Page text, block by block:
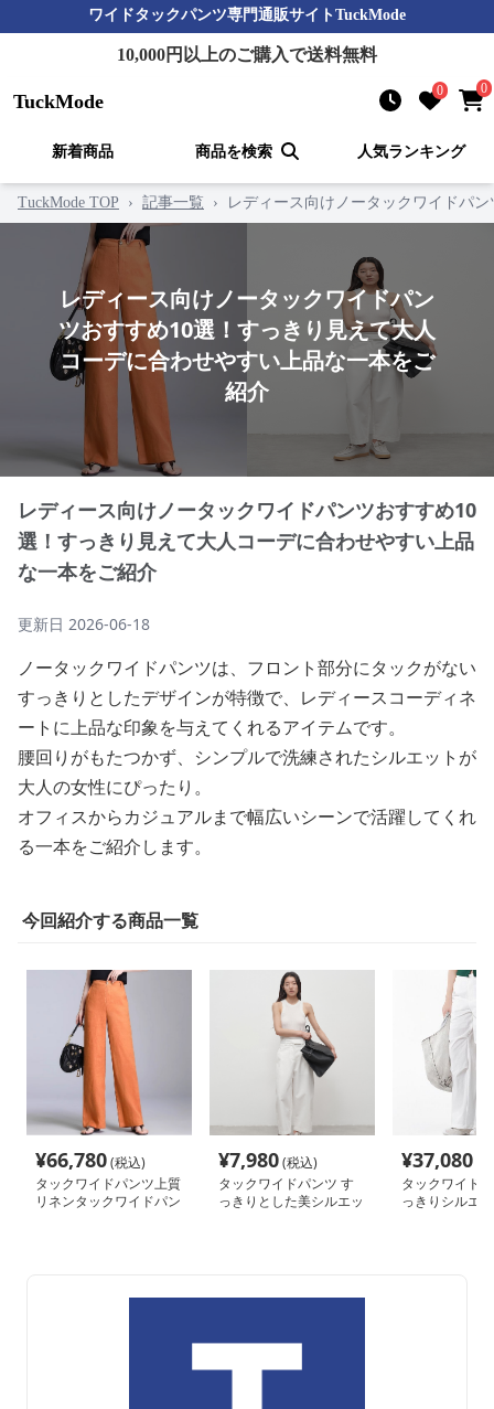
ワイドタックパンツ専門通販サイトTuckMode
10,000円以上のご購入で送料無料
TuckMode 0 0
新着商品 商品を検索 人気ランキング
TuckMode TOP › 記事一覧 › レディース向けノータックワイドパ
レディース向けノータックワイドパン
ツおすすめ10選！すっきり見えて大人
コーデに合わせやすい上品な一本をご
紹介
レディース向けノータックワイドパンツおすすめ10
選！すっきり見えて大人コーデに合わせやすい上品
な一本をご紹介
更新日 2026-06-18
ノータックワイドパンツは、フロント部分にタックがない
すっきりとしたデザインが特徴で、レディースコーディネ
ートに上品な印象を与えてくれるアイテムです。
腰回りがもたつかず、シンプルで洗練されたシルエットが
大人の女性にぴったり。
オフィスからカジュアルまで幅広いシーンで活躍してくれ
る一本をご紹介します。
今回紹介する商品一覧
¥66,780(税込)
タックワイドパンツ上質
リネンタックワイドパン
¥7,980(税込)
タックワイドパンツ す
っきりとした美シルエッ
¥37,080
タックワイド
っきりシルエ